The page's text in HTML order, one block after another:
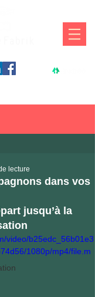
dans vos
lecture
jusqu’à la
video/b25edc_56b01e3
1080p/mp4/file.m